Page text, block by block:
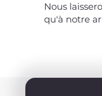
Nous
qu'à notre